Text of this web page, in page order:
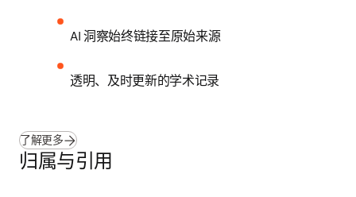
AI 洞察始终链接至原始来源
透明、及时更新的学术记录
了解更多
归属与引用